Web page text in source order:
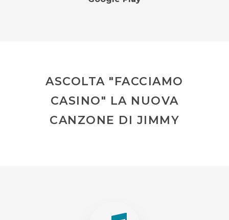
ASCOLTA "FACCIAMO
CASINO" LA NUOVA
CANZONE DI JIMMY